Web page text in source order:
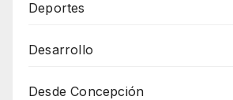
Deportes
Desarrollo
Desde Concepción